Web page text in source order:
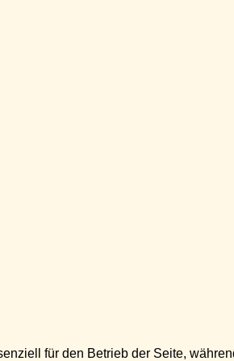
für den Betrieb der Seite,